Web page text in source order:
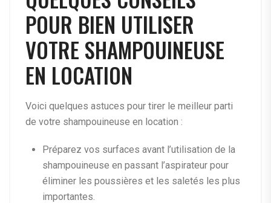
POUR BIEN UTILISER
VOTRE SHAMPOUINEUSE
EN LOCATION
Voici quelques astuces pour tirer le meilleur parti
de votre shampouineuse en location :
Préparez vos surfaces avant l’utilisation de la
shampouineuse en passant l’aspirateur pour
éliminer les poussières et les saletés les plus
importantes.